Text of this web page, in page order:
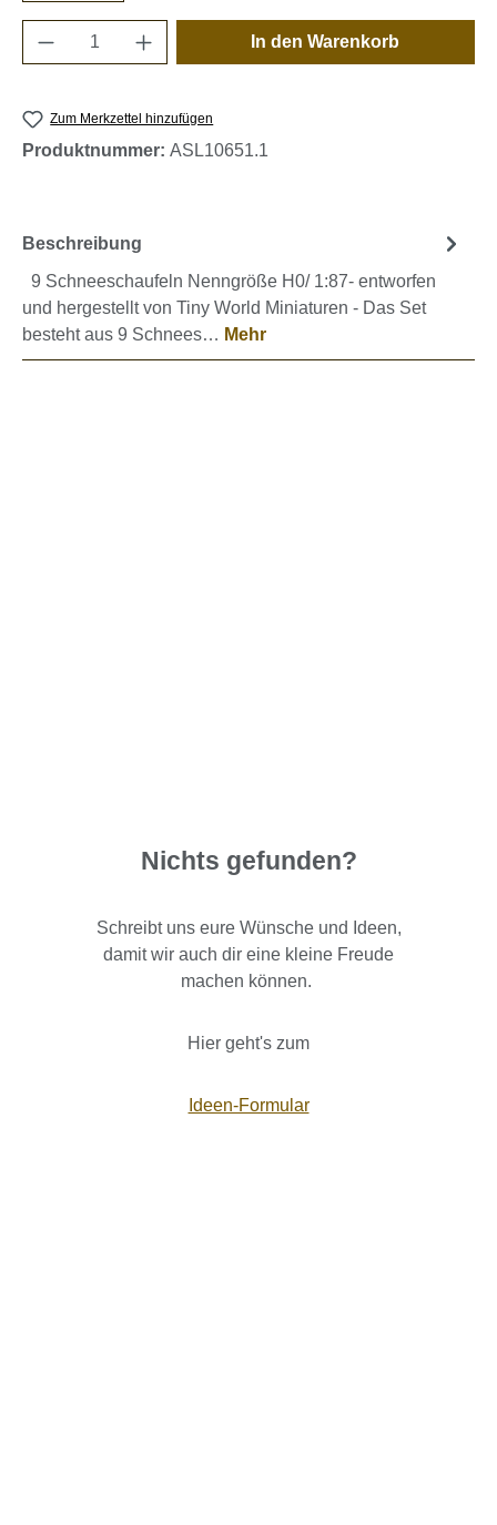
Produkt Anzahl: Gib den gewünschten
In den Warenkorb
Zum Merkzettel hinzufügen
Produktnummer: ASL10651.1
Beschreibung
9 Schneeschaufeln Nenngröße H0/ 1:87- entworfen
und hergestellt von Tiny World Miniaturen - Das Set
besteht aus 9 Schnees… Mehr
Nichts gefunden?
Schreibt uns eure Wünsche und Ideen,
damit wir auch dir eine kleine Freude
machen können.
Hier geht's zum
Ideen-Formular